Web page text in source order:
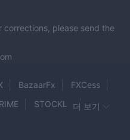
corrections, please send the
BazaarFx
FXCess
STOCKLA 더 보기